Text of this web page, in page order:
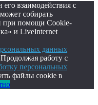
взаимодействия с
собирать
при помощи Cookie-
и LiveInternet
данных
работу с
персональных
файлы cookie в